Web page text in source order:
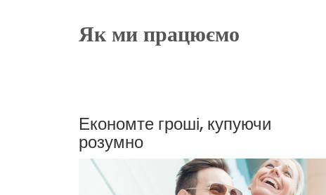
Як ми працюємо
Економте гроші, купуючи
розумно